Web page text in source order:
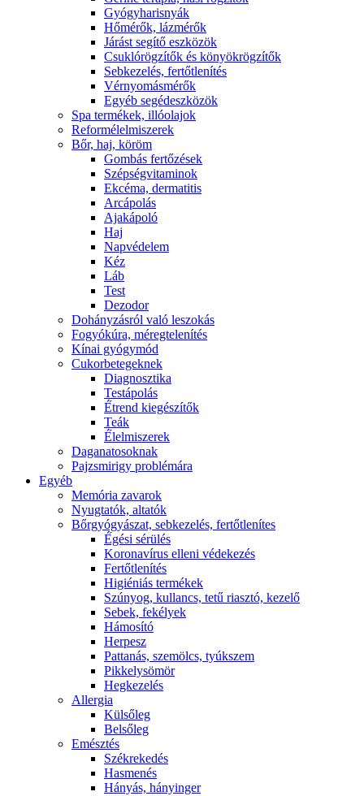
Gyógyharisnyák
Hőmérők, lázmérők
Járást segítő eszközök
Csuklórögzítők és könyökrögzítők
Sebkezelés, fertőtlenítés
Vérnyomásmérők
Egyéb segédeszközök
Spa termékek, illóolajok
Reformélelmiszerek
Bőr, haj, köröm
Gombás fertőzések
Szépségvitaminok
Ekcéma, dermatitis
Arcápolás
Ajakápoló
Haj
Napvédelem
Kéz
Láb
Test
Dezodor
Dohányzásról való leszokás
Fogyókúra, méregtelenítés
Kínai gyógymód
Cukorbetegeknek
Diagnosztika
Testápolás
É́trend kiegészítők
Teák
É́lelmiszerek
Daganatosoknak
Pajzsmirigy problémára
Egyéb
Memória zavarok
Nyugtatók, altatók
Bőrgyógyászat, sebkezelés, fertőtlenítes
É́gési sérülés
Koronavírus elleni védekezés
Fertőtlenítés
Higiéniás termékek
Szúnyog, kullancs, tetű riasztó, kezelő
Sebek, fekélyek
Hámosító
Herpesz
Pattanás, szemölcs, tyúkszem
Pikkelysömör
Hegkezelés
Allergia
Külsőleg
Belsőleg
Emésztés
Székrekedés
Hasmenés
Hányás, hányinger